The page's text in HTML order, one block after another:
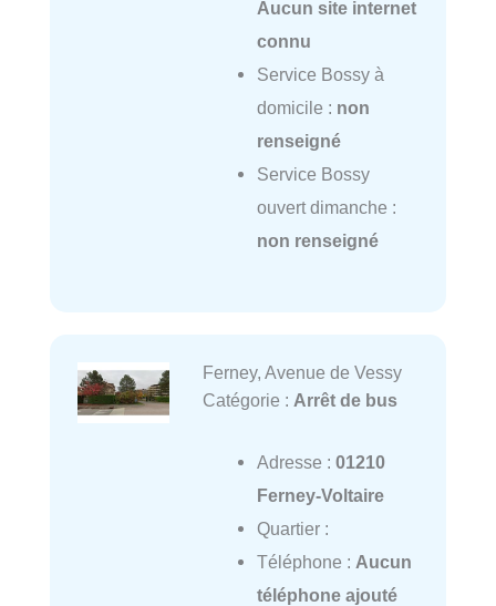
Aucun site internet
connu
Service Bossy à
domicile : non
renseigné
Service Bossy
ouvert dimanche :
non renseigné
Ferney, Avenue de Vessy
Catégorie : Arrêt de bus
Adresse : 01210
Ferney-Voltaire
Quartier :
Téléphone : Aucun
téléphone ajouté